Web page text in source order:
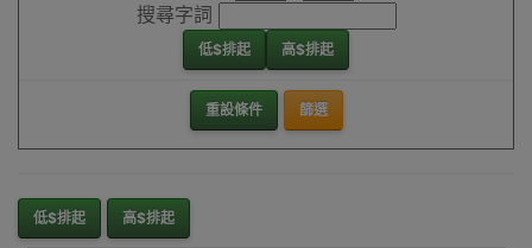
搜尋字詞
低$排起 高$排起
重設條件 篩選
低$排起 高$排起